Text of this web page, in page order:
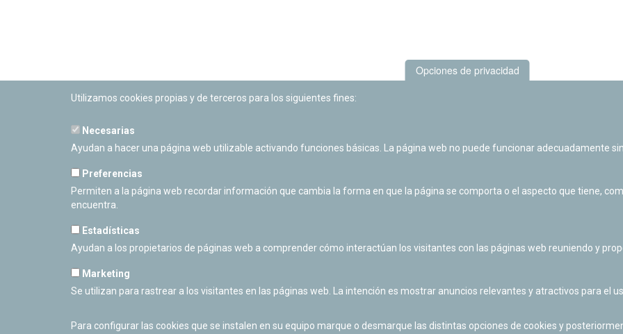
PLANETARIO DE PAMPLONA
Calle Sancho RamÃ­rez, s/n
Cerrado Temporalmente
Opciones de privacidad
Utilizamos cookies propias y de terceros para los siguientes fines:
Necesarias
Ayudan a hacer una página web utilizable activando funciones básicas. La página web no puede funcionar adecuadamente
Preferencias
Permiten a la página web recordar información que cambia la forma en que la página se comporta o el aspecto que tiene,
encuentra.
Estadísticas
Ayudan a los propietarios de páginas web a comprender cómo interactúan los visitantes con las páginas web reuniendo y
Marketing
Se utilizan para rastrear a los visitantes en las páginas web. La intención es mostrar anuncios relevantes y atractivos para el
Para configurar las cookies que se instalen en su equipo marque o desmarque las distintas opciones de cookies y